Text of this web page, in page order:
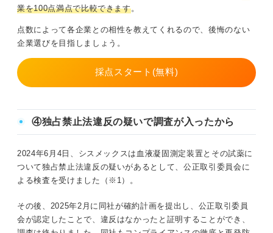
業を100点満点で比較できます。
点数によって各企業との相性を教えてくれるので、後悔のない
企業選びを目指しましょう。
採点スタート(無料)
④独占禁止法違反の疑いで調査が入ったから
2024年6月4日、シスメックスは血液凝固測定装置とその試薬に
ついて独占禁止法違反の疑いがあるとして、公正取引委員会に
よる検査を受けました（※1）。
その後、2025年2月に同社が確約計画を提出し、公正取引委員
会が認定したことで、違反はなかったと証明することができ、